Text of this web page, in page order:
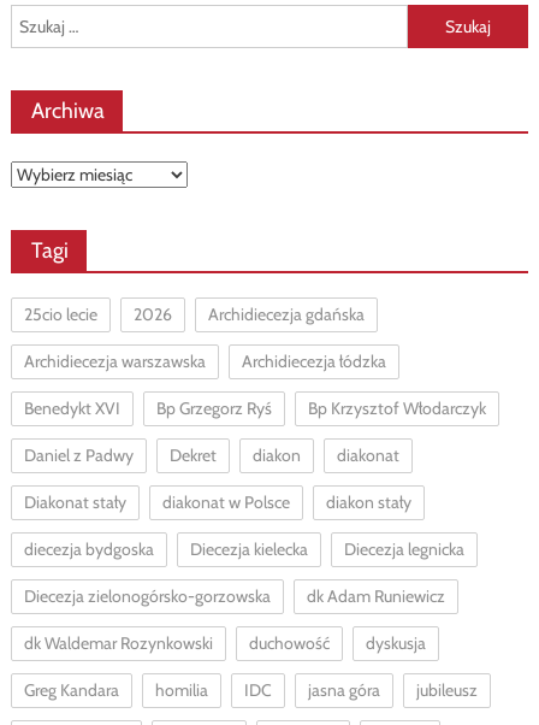
Szukaj:
Archiwa
Archiwa
Tagi
25cio lecie 2026 Archidiecezja gdańska
Archidiecezja warszawska Archidiecezja łódzka
Benedykt XVI Bp Grzegorz Ryś Bp Krzysztof Włodarczyk
Daniel z Padwy Dekret diakon diakonat
Diakonat stały diakonat w Polsce diakon stały
diecezja bydgoska Diecezja kielecka Diecezja legnicka
Diecezja zielonogórsko-gorzowska dk Adam Runiewicz
dk Waldemar Rozynkowski duchowość dyskusja
Greg Kandara homilia IDC jasna góra jubileusz